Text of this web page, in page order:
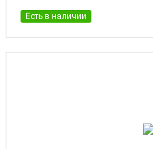
Есть в наличии